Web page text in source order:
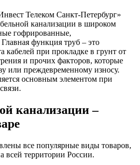
Телеком Санкт-Петербург»
канализации в широком
гофрированные,
функция труб – это
кабелей при прокладке в грунт от
и прочих факторов, которые
или преждевременному износу.
основным элементом при
канализации –
все популярные виды товаров,
всей территории России.